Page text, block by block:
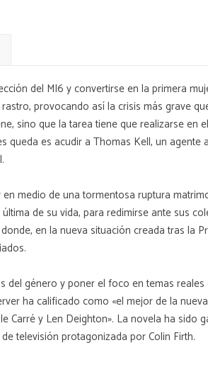
del MI6 y convertirse en la primera
provocando así la crisis más grave
sino que la tarea tiene que realizarse
queda es acudir a Thomas Kell, un
medio de una tormentosa ruptura
de su vida, para redimirse ante sus
en la nueva situación creada tras la
del género y poner el foco en temas
ha calificado como «el mejor de la
Carré y Len Deighton». La novela ha sido
televisión protagonizada por Colin Firth.